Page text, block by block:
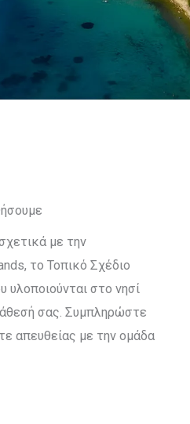
με την
το Τοπικό Σχέδιο
υλοποιούνται στο νησί
σας. Συμπληρώστε
απευθείας με την ομάδα